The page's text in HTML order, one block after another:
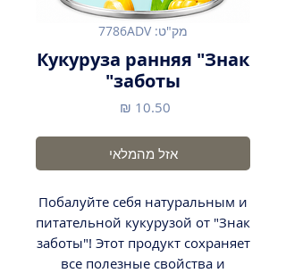
מק"ט: 7786ADV
Кукуруза ранняя "Знак
заботы"
אזל מהמלאי
Побалуйте себя натуральным и
питательной кукурузой от "Знак
заботы"! Этот продукт сохраняет
все полезные свойства и